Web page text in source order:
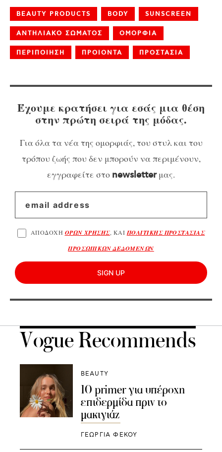
BEAUTY PRODUCTS BODY SUNSCREEN
ΑΝΤΗΛΙΑΚΟ ΣΩΜΑΤΟΣ ΟΜΟΡΦΙΑ
ΠΕΡΙΠΟΙΗΣΗ ΠΡΟΙΟΝΤΑ ΠΡΟΣΤΑΣΙΑ
Έχουμε κρατήσει για εσάς μια θέση
στην πρώτη σειρά της μόδας.
Για όλα τα νέα της ομορφιάς, του στυλ και του
τρόπου ζωής που δεν μπορούν να περιμένουν,
εγγραφείτε στο newsletterμας.
ΑΠΟΔΟΧΗ ΟΡΩΝ ΧΡΗΣΗΣ, ΚΑΙ ΠΟΛΙΤΙΚΗΣ ΠΡΟΣΤΑΣΙΑΣ
ΠΡΟΣΩΠΙΚΩΝ ΔΕΔΟΜΕΝΩΝ
SIGN UP
Vogue Recommends
BEAUTY
10 primer για υπέροχη
επιδερμίδα πριν το
μακιγιάζ
ΓΕΩΡΓΙΑ ΦΕΚΟΥ